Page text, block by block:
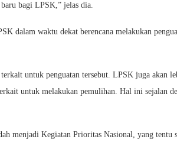
bagi LPSK,” jelas dia.
dalam waktu dekat berencana melakukan
untuk penguatan tersebut. LPSK juga akan
untuk melakukan pemulihan. Hal ini sejalan
menjadi Kegiatan Prioritas Nasional, yang tentu